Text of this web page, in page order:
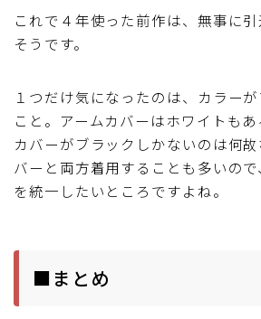
これで４年使った前作は、無事に
そうです。
１つだけ気になったのは、カラー
こと。アームカバーはホワイトも
カバーがブラックしかないのは何
バーと両方着用することも多いの
を統一したいところですよね。
■まとめ